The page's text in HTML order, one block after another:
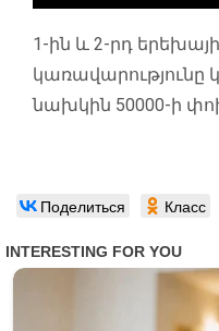
1-ին և 2-րդ
կառավարությունը
նախկին 50000-ի
Поделиться Класс